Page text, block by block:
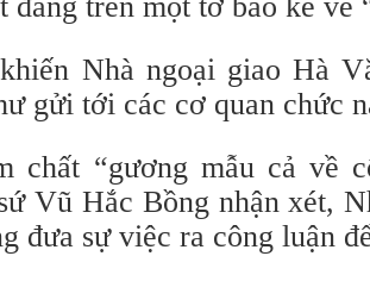
Nhà ngoại giao Hà
gửi tới các cơ quan chức
chất “gương mẫu cả về
Vũ Hắc Bồng nhận xét,
đưa sự việc ra công luận